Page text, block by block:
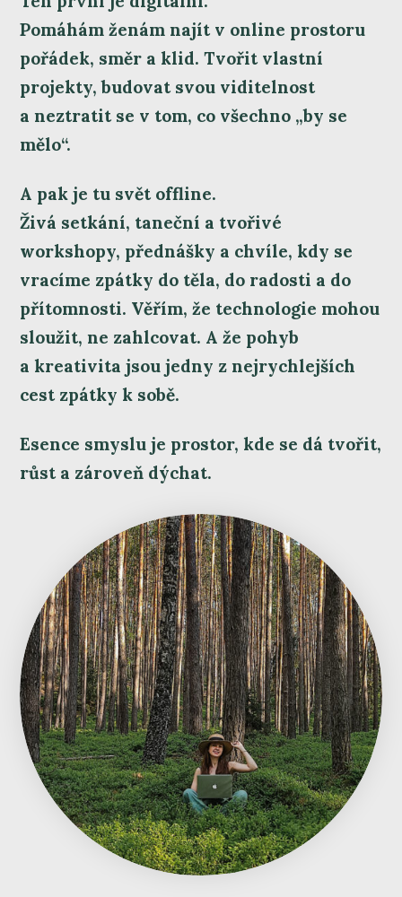
Pomáhám ženám najít v online prostoru
pořádek, směr a klid. Tvořit vlastní
projekty, budovat svou viditelnost
a neztratit se v tom, co všechno „by se
mělo“.
A pak je tu svět offline.
Živá setkání, taneční a tvořivé
workshopy, přednášky a chvíle, kdy se
vracíme zpátky do těla, do radosti a do
přítomnosti. Věřím, že technologie mohou
sloužit, ne zahlcovat. A že pohyb
a kreativita jsou jedny z nejrychlejších
cest zpátky k sobě.
Esence smyslu je prostor, kde se dá tvořit,
růst a zároveň dýchat.